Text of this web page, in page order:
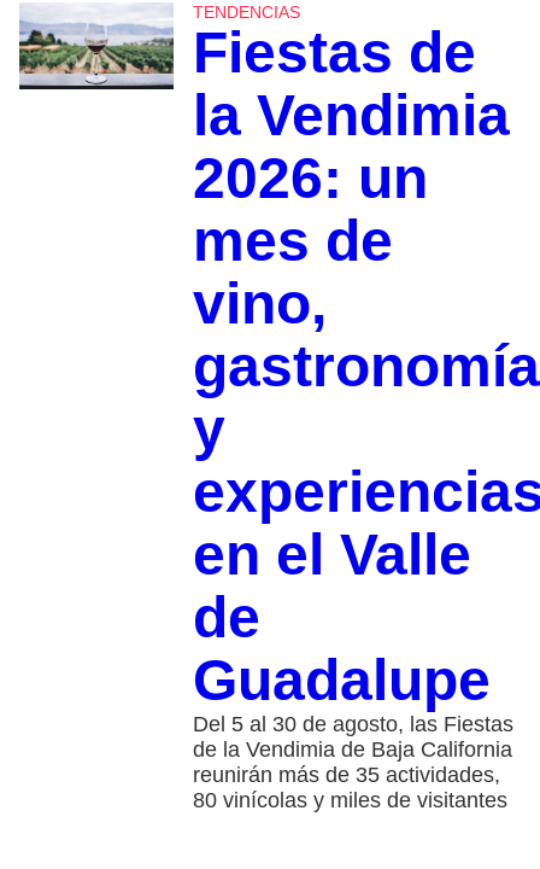
TENDENCIAS
Fiestas de
la Vendimia
2026: un
mes de
vino,
gastronomía
y
en el Valle
de
Guadalupe
Del 5 al 30 de agosto, las Fiestas
de la Vendimia de Baja California
reunirán más de 35 actividades,
80 vinícolas y miles de visitantes